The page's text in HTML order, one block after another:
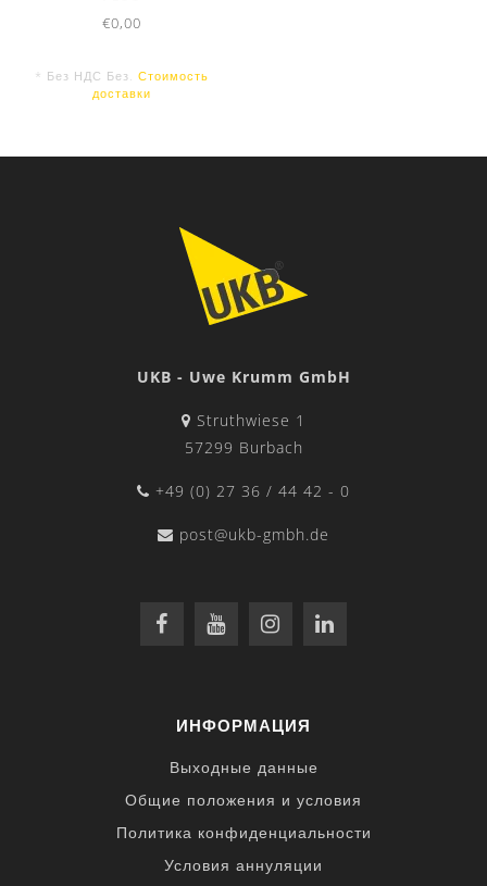
€0,00
* Без НДС Без. Стоимость
доставки
UKB - Uwe Krumm GmbH
Struthwiese 1
57299 Burbach
+49 (0) 27 36 / 44 42 - 0
post@ukb-gmbh.de
ИНФОРМАЦИЯ
Выходные данные
Общие положения и условия
Политика конфиденциальности
Условия аннуляции